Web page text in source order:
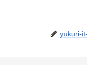
yukuri-